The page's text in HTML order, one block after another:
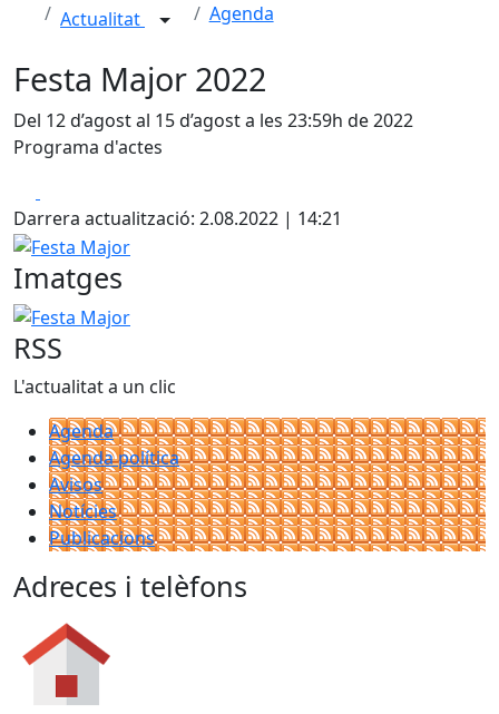
Actualitat Agenda
Festa Major 2022
Del 12 d’agost al 15 d’agost a les 23:59h de 2022
Programa d'actes
Darrera actualització: 2.08.2022 | 14:21
Festa Major
Imatges
Festa Major
RSS
L'actualitat a un clic
Agenda
Agenda política
Avisos
Notícies
Publicacions
Adreces i telèfons